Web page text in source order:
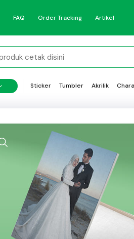
FAQ Order Tracking Artikel
Sticker Tumbler Akrilik